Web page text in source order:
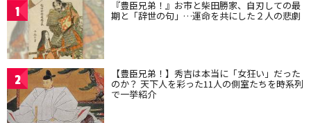
1 『豊臣兄弟！』お市と柴田勝家、自刃しての最
期と「辞世の句」…運命を共にした２人の悲劇
2 【豊臣兄弟！】秀吉は本当に「女狂い」だった
のか？ 天下人を彩った11人の側室たちを時系列
で一挙紹介